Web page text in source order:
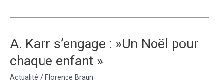
décembre
A. Karr s’engage : »Un Noël pour
chaque enfant »
Actualité / Florence Braun